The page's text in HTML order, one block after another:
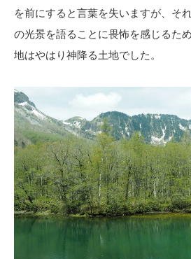
を前にすると言葉を失いますが、そ
の光景を語ることに畏怖を感じるた
地はやはり神降る土地でした。